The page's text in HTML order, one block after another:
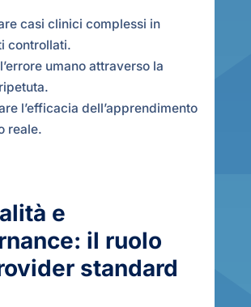
casi clinici complessi in
controllati.
umano attraverso la
l’efficacia dell’apprendimento
reale.
e
il ruolo
standard